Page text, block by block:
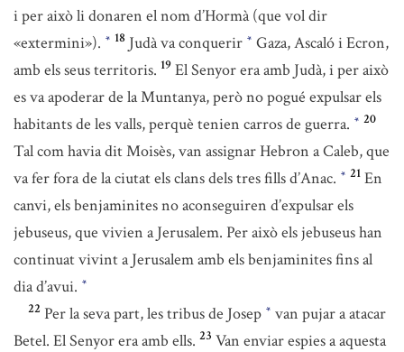
i per això li donaren el nom d’Hormà (que vol dir
«extermini»). * 18 Judà va conquerir * Gaza, Ascaló i Ecron,
amb els seus territoris. 19 El Senyor era amb Judà, i per això
es va apoderar de la Muntanya, però no pogué expulsar els
habitants de les valls, perquè tenien carros de guerra. * 20
Tal com havia dit Moisès, van assignar Hebron a Caleb, que
va fer fora de la ciutat els clans dels tres fills d’Anac. * 21 En
canvi, els benjaminites no aconseguiren d’expulsar els
jebuseus, que vivien a Jerusalem. Per això els jebuseus han
continuat vivint a Jerusalem amb els benjaminites fins al
dia d’avui. *
22 Per la seva part, les tribus de Josep * van pujar a atacar
Betel. El Senyor era amb ells. 23 Van enviar espies a aquesta